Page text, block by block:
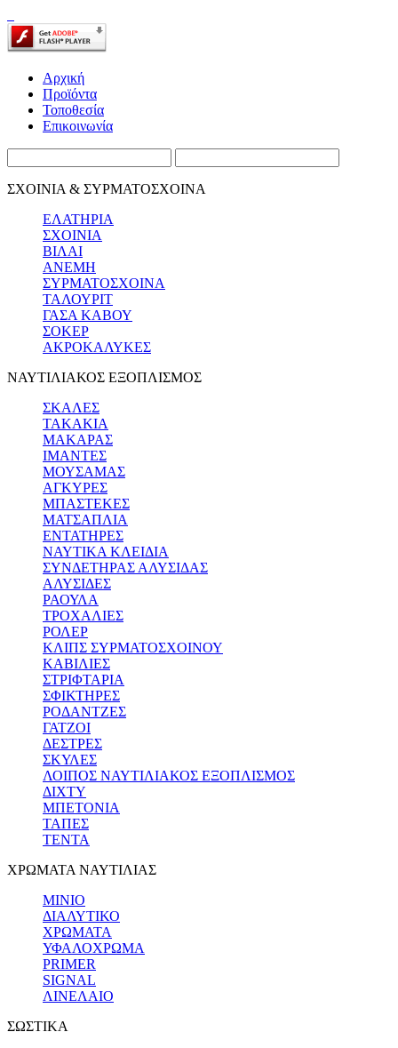
Αρχική
Προϊόντα
Τοποθεσία
Επικοινωνία
ΣΧΟΙΝΙΑ & ΣΥΡΜΑΤΟΣΧΟΙΝΑ
ΕΛΑΤΗΡΙΑ
ΣΧΟΙΝΙΑ
ΒΙΛΑΙ
ΑΝΕΜΗ
ΣΥΡΜΑΤΟΣΧΟΙΝΑ
ΤΑΛΟΥΡΙΤ
ΓΑΣΑ ΚΑΒΟΥ
ΣΟΚΕΡ
ΑΚΡΟΚΑΛΥΚΕΣ
ΝΑΥΤΙΛΙΑΚΟΣ ΕΞΟΠΛΙΣΜΟΣ
ΣΚΑΛΕΣ
ΤΑΚΑΚΙΑ
ΜΑΚΑΡΑΣ
ΙΜΑΝΤΕΣ
ΜΟΥΣΑΜΑΣ
ΑΓΚΥΡΕΣ
ΜΠΑΣΤΕΚΕΣ
ΜΑΤΣΑΠΛΙΑ
ΕΝΤΑΤΗΡΕΣ
ΝΑΥΤΙΚΑ ΚΛΕΙΔΙΑ
ΣΥΝΔΕΤΗΡΑΣ ΑΛΥΣΙΔΑΣ
ΑΛΥΣΙΔΕΣ
ΡΑΟΥΛΑ
ΤΡΟΧΑΛΙΕΣ
ΡΟΛΕΡ
ΚΛΙΠΣ ΣΥΡΜΑΤΟΣΧΟΙΝΟΥ
ΚΑΒΙΛΙΕΣ
ΣΤΡΙΦΤΑΡΙΑ
ΣΦΙΚΤΗΡΕΣ
ΡΟΔΑΝΤΖΕΣ
ΓΑΤΖΟΙ
ΔΕΣΤΡΕΣ
ΣΚΥΛΕΣ
ΛΟΙΠΟΣ ΝΑΥΤΙΛΙΑΚΟΣ ΕΞΟΠΛΙΣΜΟΣ
ΔΙΧΤΥ
ΜΠΕΤΟΝΙΑ
ΤΑΠΕΣ
ΤΕΝΤΑ
ΧΡΩΜΑΤΑ ΝΑΥΤΙΛΙΑΣ
ΜΙΝΙΟ
ΔΙΑΛΥΤΙΚΟ
ΧΡΩΜΑΤΑ
ΥΦΑΛΟΧΡΩΜΑ
PRIMER
SIGNAL
ΛΙΝΕΛΑΙΟ
ΣΩΣΤΙΚΑ